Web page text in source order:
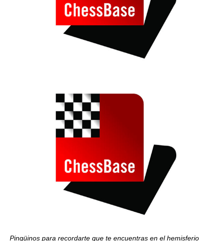
Pingüinos para recordarte que te encuentras en el hemisferio